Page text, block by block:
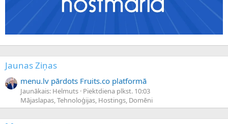
Jaunas Ziņas
menu.lv pārdots Fruits.co platformā
Jaunākais: Helmuts Piektdiena plkst. 10:03
Mājaslapas, Tehnoloģijas, Hostings, Domēni